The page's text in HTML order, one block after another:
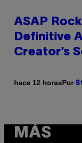
ASAP
Definitive
Creator’s
hace 12 horasPor
MÁS